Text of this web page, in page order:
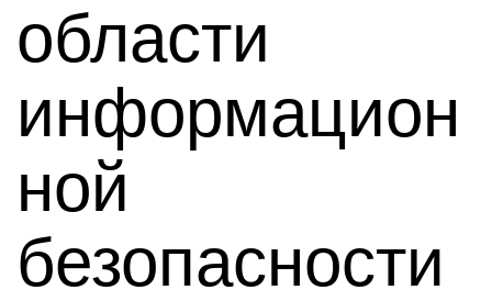
области
информацион
ной
безопасности